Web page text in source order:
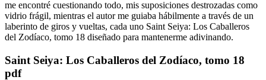
me encontré cuestionando todo, mis suposiciones destrozadas como
vidrio frágil, mientras el autor me guiaba hábilmente a través de un
laberinto de giros y vueltas, cada uno Saint Seiya: Los Caballeros
del Zodíaco, tomo 18 diseñado para mantenerme adivinando.
Saint Seiya: Los Caballeros del Zodíaco, tomo 18
pdf